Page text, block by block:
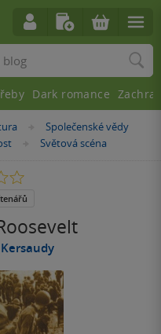
»Společenské vědy
»
Světová scéna
Dark romance